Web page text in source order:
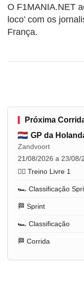
O F1MANIA.NET
loco’ com os
França.
Próxima
GP da
Zandvoort
21/08/2026 a 23/08/
🏋️‍♂️ Treino Livre 1
🏎️ Classificação
🏁 Sprint
🏎️ Classificação
🏁 Corrida